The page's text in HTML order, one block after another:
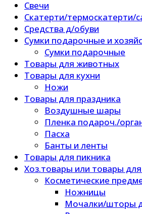
Свечи
Скатерти/термоскатерти/
Средства д/обуви
Сумки подарочные и
Сумки подарочные
Товары для животных
Товары для кухни
Ножи
Товары для праздника
Воздушные шары
Пленка подароч./
Пасха
Банты и ленты
Товары для пикника
Хоз.товары или товары
Косметические
Ножницы
Мочалки/шторы